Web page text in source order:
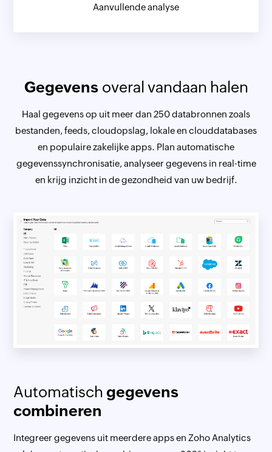
Aanvullende analyse
Gegevens overal vandaan halen
Haal gegevens op uit meer dan 250 databronnen zoals
bestanden, feeds, cloudopslag, lokale en clouddatabases
en populaire zakelijke apps. Plan automatische
gegevenssynchronisatie, analyseer gegevens in real-time
en krijg inzicht in de gezondheid van uw bedrijf.
Automatischgegevens
combineren
Integreer gegevens uit meerdere apps en Zoho Analytics